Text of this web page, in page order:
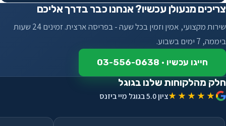
כוכב יאיר
כפר סבא
כרמיאל
מיני קופר
מיצובישי
ניסאן
סוברו
סוזוקי
צריכים מנעולן עכשיו? אנחנו כבר בדרך אליכם
שירות מקצועי, אמין וזמין בכל שעה - בפריסה ארצית. זמינים 24 שעות
ביממה, 7 ימים בשבוע.
חייגו עכשיו · 03-556-0638
חלק מהלקוחות שלנו בגוגל
★★★★★ציון 5.0 בגוגל מיי ביזנס